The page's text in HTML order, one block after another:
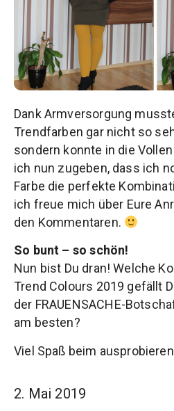
Dank Armversorgung
Trendfarben gar nicht so
sondern konnte in die
ich nun zugeben, dass ich
Farbe die perfekte
ich freue mich über Eure
den Kommentaren.
So bunt – so schön!
Nun bist Du dran! Welche
Trend Colours 2019 gefällt
der FRAUENSACHE-
am besten?
Viel Spaß beim
2. Mai 2019